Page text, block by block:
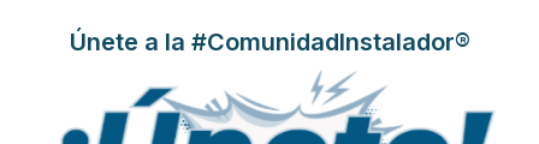
Leer más ...
Únete a la #ComunidadInstalador®